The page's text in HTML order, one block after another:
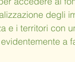
degli
e i territori con
a